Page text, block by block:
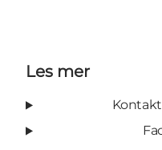
Les mer